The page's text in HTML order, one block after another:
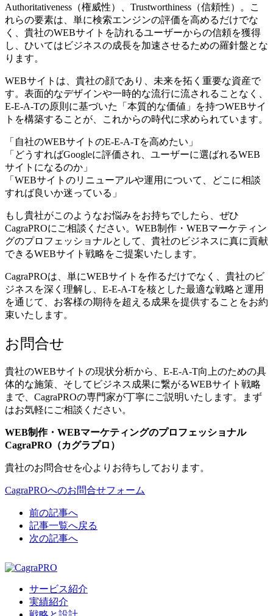
Authoritativeness（権威性）、Trustworthiness（信頼性）。こ
れらの要素は、単に検索エンジンの評価を高めるだけでな
く、貴社のWEBサイトを訪れるユーザーからの信頼を獲得
し、ひいてはビジネスの成長を加速させるための羅針盤とな
ります。
WEBサイトは、貴社の顔であり、未来を拓く重要な資産で
す。表面的なデザインや一時的な流行に流されることなく、
E-E-A-Tの原則に基づいた「本質的な価値」を持つWEBサイ
トを構築することが、これからの時代に求められています。
「自社のWEBサイトのE-E-A-Tを高めたい」
「どうすればGoogleに評価され、ユーザーに選ばれるWEB
サイトになるのか」
「WEBサイトのリニューアルや運用について、どこに相談
すれば良いか迷っている」
もし貴社がこのようなお悩みをお持ちでしたら、ぜひ
CagraPROにご相談ください。WEB制作・WEBマーケティン
グのプロフェッショナルとして、貴社のビジネスに真に貢献
できるWEBサイト戦略をご提案いたします。
CagraPROは、単にWEBサイトを作るだけでなく、貴社のビ
ジネスを深く理解し、E-E-A-Tを核とした最適な戦略と運用
を通じて、お客様の期待を超える成果を提供することをお約
束いたします。
お問合せ
貴社のWEBサイトの現状分析から、E-E-A-T向上のための具
体的な施策、そしてビジネス成果に繋がるWEBサイト戦略
まで、CagraPROの専門家が丁寧にご説明いたします。まず
はお気軽にご相談ください。
WEB制作・WEBマーケティングのプロフェッショナル
CagraPRO（カグラプロ）
貴社のお問合せを心よりお待ちしております。
CagraPROへのお問合せフォーム
前の記事へ
記事一覧へ戻る
次の記事へ
サービス紹介
実績紹介